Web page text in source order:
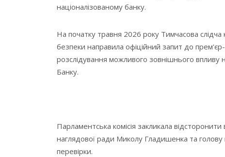
націоналізованому банку.
На початку травня 2026 року Тимчасова
безпеки направила офіційний запит до прем'єр-
розслідування можливого зовнішнього впливу
Банку.
Парламентська комісія закликала
наглядової ради Миколу Гладишенка та голову
перевірки.